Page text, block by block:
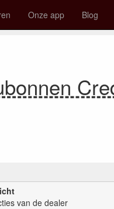
Onze app Blog
van de dealer